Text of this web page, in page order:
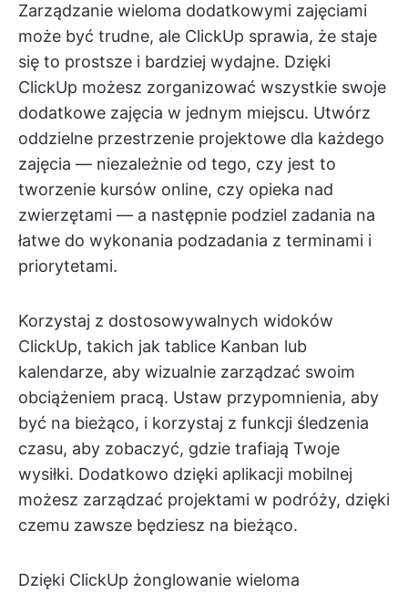
Zarządzanie wieloma dodatkowymi zajęciami
może być trudne, ale ClickUp sprawia, że staje
się to prostsze i bardziej wydajne. Dzięki
ClickUp możesz zorganizować wszystkie swoje
dodatkowe zajęcia w jednym miejscu. Utwórz
oddzielne przestrzenie projektowe dla każdego
zajęcia — niezależnie od tego, czy jest to
tworzenie kursów online, czy opieka nad
zwierzętami — a następnie podziel zadania na
łatwe do wykonania podzadania z terminami i
priorytetami.
Korzystaj z dostosowywalnych widoków
ClickUp, takich jak tablice Kanban lub
kalendarze, aby wizualnie zarządzać swoim
obciążeniem pracą. Ustaw przypomnienia, aby
być na bieżąco, i korzystaj z funkcji śledzenia
czasu, aby zobaczyć, gdzie trafiają Twoje
wysiłki. Dodatkowo dzięki aplikacji mobilnej
możesz zarządzać projektami w podróży, dzięki
czemu zawsze będziesz na bieżąco.
Dzięki ClickUp żonglowanie wieloma